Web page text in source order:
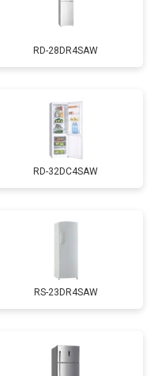
RD-28DR4SAW
RD-32DC4SAW
RS-23DR4SAW